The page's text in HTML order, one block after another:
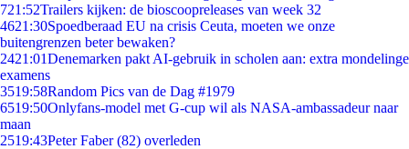
721:52Trailers kijken: de bioscoopreleases van week 32
4621:30Spoedberaad EU na crisis Ceuta, moeten we onze
buitengrenzen beter bewaken?
2421:01Denemarken pakt AI-gebruik in scholen aan: extra mondelinge
examens
3519:58Random Pics van de Dag #1979
6519:50Onlyfans-model met G-cup wil als NASA-ambassadeur naar
maan
2519:43Peter Faber (82) overleden